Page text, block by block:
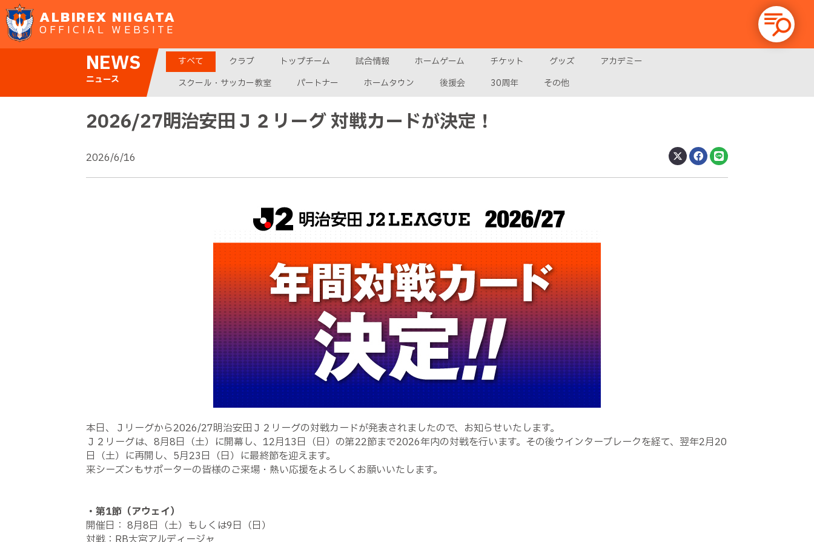
ALBIREX NIIGATA
OFFICIAL WEBSITE
NEWS
ニュース
すべて クラブ トップチーム 試合情報 ホームゲーム チケット グッズ
アカデミー
スクール・サッカー教室
パートナー ホームタウン 後援会 30周年 その他
2026/27明治安田Ｊ２リーグ 対戦カードが決定！
2026/6/16
本日、Ｊリーグから2026/27明治安田Ｊ２リーグの対戦カードが発表されましたので、お知らせいたします。
Ｊ２リーグは、8月8日（土）に開幕し、12月13日（日）の第22節まで2026年内の対戦を行います。その後ウインターブレークを経て、翌年2月20
日（土）に再開し、5月23日（日）に最終節を迎えます。
来シーズンもサポーターの皆様のご来場・熱い応援をよろしくお願いいたします。
・第1節（アウェイ）
開催日： 8月8日（土）もしくは9日（日）